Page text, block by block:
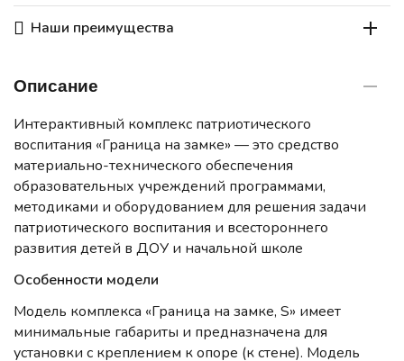
Наши преимущества
Описание
Интерактивный комплекс патриотического
воспитания «Граница на замке» — это средство
материально-технического обеспечения
образовательных учреждений программами,
методиками и оборудованием для решения задачи
патриотического воспитания и всестороннего
развития детей в ДОУ и начальной школе
Особенности модели
Модель комплекса «Граница на замке, S» имеет
минимальные габариты и предназначена для
установки с креплением к опоре (к стене). Модель